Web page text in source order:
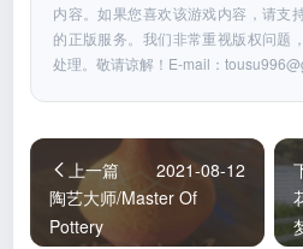
内容。如果您喜欢该游戏内容，请支
的正版服务。我们非常重视版权问题
处理。敬请谅解！E-mail：
上一篇
2021-08-12
陶艺大师/Master Of
Pottery